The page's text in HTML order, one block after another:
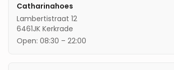
Catharinahoes
Lambertistraat 12
6461JK Kerkrade
Open: 08:30 – 22:00